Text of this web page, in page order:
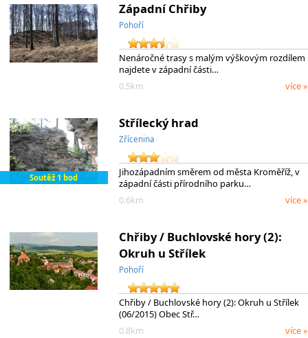
Západní Chřiby
Pohoří
Nenáročné trasy s malým výškovým rozdílem
najdete v západní části…
0.5km
více »
Soutěž 1 bod
Střílecký hrad
Zřícenina
Jihozápadním směrem od města Kroměříž, v
západní části přírodního parku…
0.6km
více »
Chřiby / Buchlovské hory (2):
Okruh u Střílek
Pohoří
Chřiby / Buchlovské hory (2): Okruh u Střílek
(06/2015) Obec Stř…
0.8km
více »